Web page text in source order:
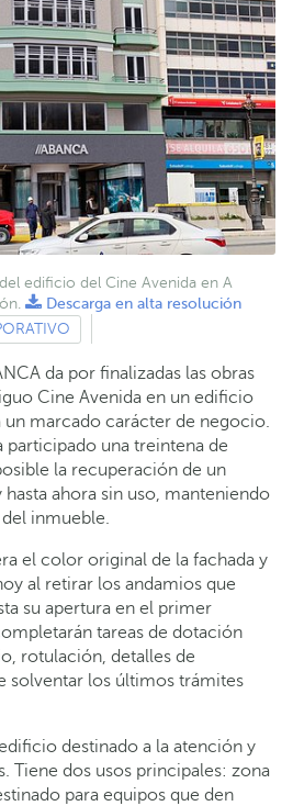
edificio del Cine Avenida en A
Descarga en alta resolución
da por finalizadas las obras
Cine Avenida en un edificio
marcado carácter de negocio.
participado una treintena de
la recuperación de un
ahora sin uso, manteniendo
inmueble.
el color original de la fachada y
al retirar los andamios que
su apertura en el primer
tareas de dotación
rotulación, detalles de
solventar los últimos trámites
destinado a la atención y
Tiene dos usos principales: zona
para equipos que den